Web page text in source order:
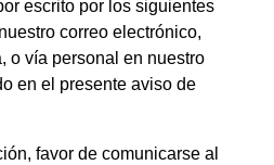
escrito por los siguientes
correo electrónico,
o vía personal en nuestro
en el presente aviso de
favor de comunicarse al